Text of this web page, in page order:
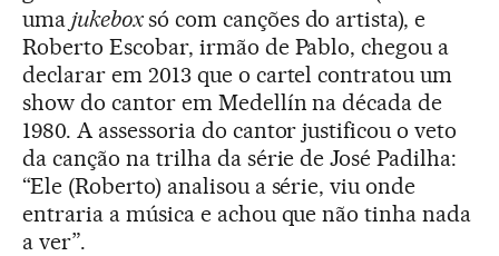
uma jukeboxsó com canções do artista), e
Roberto Escobar, irmão de Pablo, chegou a
declarar em 2013 que o cartel contratou um
show do cantor em Medellín na década de
1980. A assessoria do cantor justificou o veto
da canção na trilha da série de José Padilha:
“Ele (Roberto) analisou a série, viu onde
entraria a música e achou que não tinha nada
a ver”.